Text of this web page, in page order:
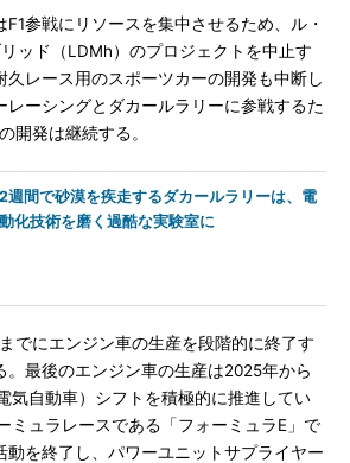
参戦にリソースを集中させるため、ル・
ッド（LDMh）のプロジェクトを中止す
久レース用のスポーツカーの開発も中断し
レーシングとダカールラリーに参戦するた
開発は継続する。
2週間で砂漠を疾走するダカールラリーは、電
動化技術を磨く過酷な実験室に
でにエンジン車の生産を段階的に終了す
。最後のエンジン車の生産は2025年から
気自動車）シフトを積極的に推進してい
ミュラレースである「フォーミュラE」で
動を終了し、パワーユニットサプライヤー